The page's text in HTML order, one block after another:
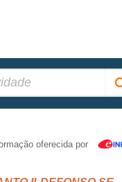
oferecida por